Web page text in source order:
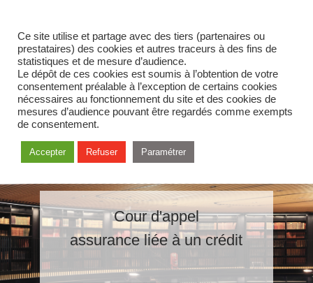
Cour d'appel
assurance liée à un crédit
Ce site utilise et partage avec des tiers (partenaires ou
prestataires) des cookies et autres traceurs à des fins de
statistiques et de mesure d’audience.
Le dépôt de ces cookies est soumis à l’obtention de votre
consentement préalable à l’exception de certains cookies
nécessaires au fonctionnement du site et des cookies de
mesures d’audience pouvant être regardés comme exempts
de consentement.
Accepter Refuser Paramétrer